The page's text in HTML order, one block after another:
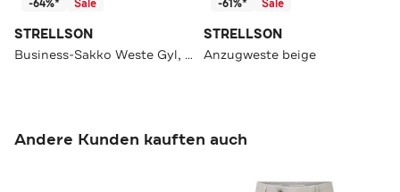
-64%* Sale
STRELLSON
Business-Sakko Weste Gyl, beige meliert blau Slim Fit
-61%* Sale
STRELLSON
Anzugweste beige
Andere Kunden kauften auch